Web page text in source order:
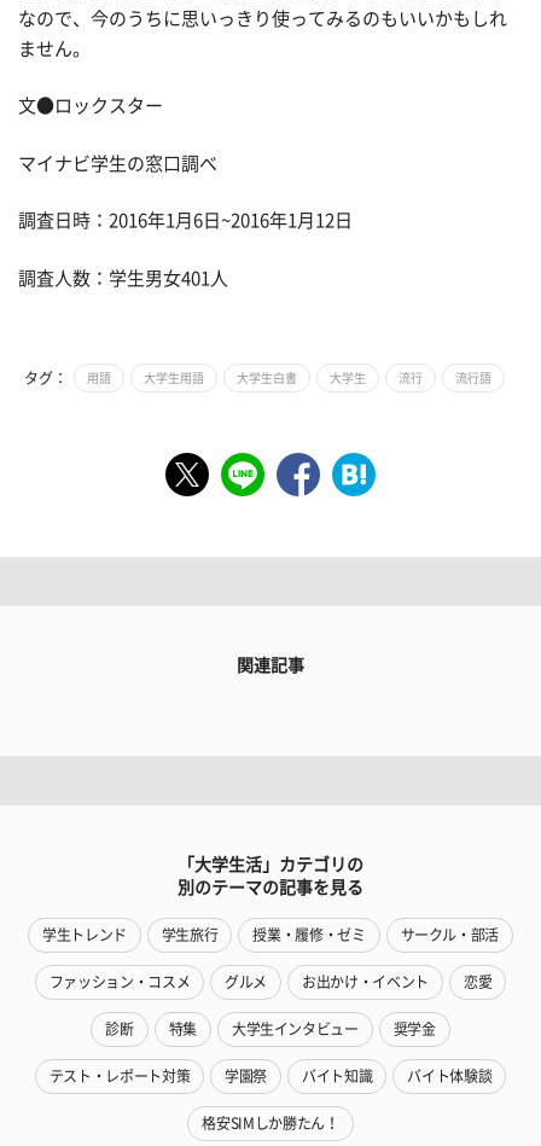
なので、今のうちに思いっきり使ってみるのもいいかもしれ
ません。
文●ロックスター
マイナビ学生の窓口調べ
調査日時：2016年1月6日~2016年1月12日
調査人数：学生男女401人
タグ： 用語 大学生用語 大学生白書 大学生 流行 流行語
関連記事
「大学生活」カテゴリの
別のテーマの記事を見る
学生トレンド 学生旅行 授業・履修・ゼミ サークル・部活
ファッション・コスメ グルメ お出かけ・イベント 恋愛
診断 特集 大学生インタビュー 奨学金
テスト・レポート対策 学園祭 バイト知識 バイト体験談
格安SIMしか勝たん！